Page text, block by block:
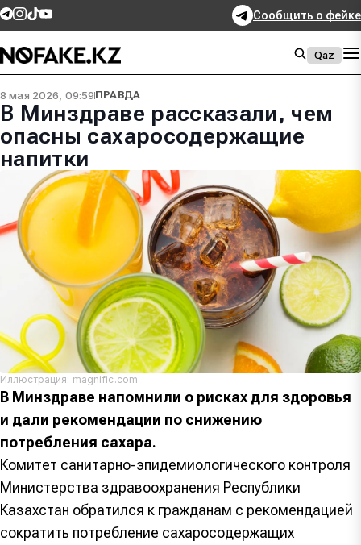
Сообщить о фейке
Qaz
8 мая 2026, 09:59ПРАВДА
В Минздраве рассказали, чем
опасны сахаросодержащие
напитки
Иллюстрация: magnific.com
В Минздраве напомнили о рисках для здоровья
и дали рекомендации по снижению
потребления сахара.
Комитет санитарно-эпидемиологического контроля
Министерства здравоохранения Республики
Казахстан обратился к гражданам с рекомендацией
сократить потребление сахаросодержащих